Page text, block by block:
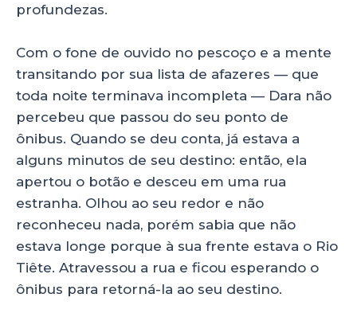
profundezas.
Com o fone de ouvido no pescoço e a mente
transitando por sua lista de afazeres — que
toda noite terminava incompleta — Dara não
percebeu que passou do seu ponto de
ônibus. Quando se deu conta, já estava a
alguns minutos de seu destino: então, ela
apertou o botão e desceu em uma rua
estranha. Olhou ao seu redor e não
reconheceu nada, porém sabia que não
estava longe porque à sua frente estava o Rio
Tiête. Atravessou a rua e ficou esperando o
ônibus para retorná-la ao seu destino.